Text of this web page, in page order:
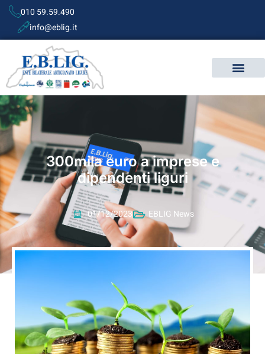
010 59.59.490
info@eblig.it
300mila euro a imprese e
dipendenti liguri
01/12/2023 EBLIG News